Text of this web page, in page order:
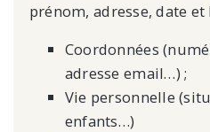
prénom, adresse, date
Coordonnées
adresse email…) ;
Vie personnelle
enfants…)